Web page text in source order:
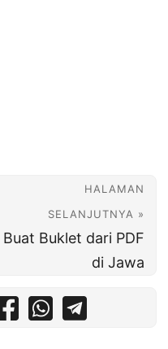
HALAMAN
SELANJUTNYA »
Buat Buklet dari PDF
di Jawa